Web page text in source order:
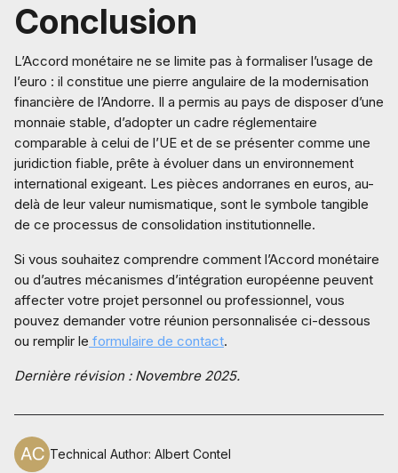
Conclusion
L’Accord monétaire ne se limite pas à formaliser l’usage de
l’euro : il constitue une pierre angulaire de la modernisation
financière de l’Andorre. Il a permis au pays de disposer d’une
monnaie stable, d’adopter un cadre réglementaire
comparable à celui de l’UE et de se présenter comme une
juridiction fiable, prête à évoluer dans un environnement
international exigeant. Les pièces andorranes en euros, au-
delà de leur valeur numismatique, sont le symbole tangible
de ce processus de consolidation institutionnelle.
Si vous souhaitez comprendre comment l’Accord monétaire
ou d’autres mécanismes d’intégration européenne peuvent
affecter votre projet personnel ou professionnel, vous
pouvez demander votre réunion personnalisée ci-dessous
ou remplir le formulaire de contact.
Dernière révision : Novembre 2025.
Technical Author: Albert Contel